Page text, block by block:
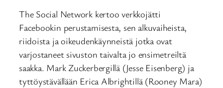
The Social Network kertoo verkkojätti
Facebookin perustamisesta, sen alkuvaiheista,
riidoista ja oikeudenkäynneistä jotka ovat
varjostaneet sivuston taivalta jo ensimetreiltä
saakka. Mark Zuckerbergillä (Jesse Eisenberg) ja
tyttöystävällään Erica Albrightillä (Rooney Mara)